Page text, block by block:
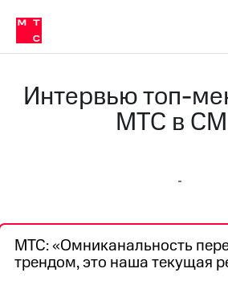
Медиа-центр
и акционерам
Устойчивое развитие
Комплаенс и деловая этика
компании
Карьера
Правовая
информация
Карьера
в МТС
Интервью топ-
МТС в
МТС: «Омниканальность
трендом, это наша текущая